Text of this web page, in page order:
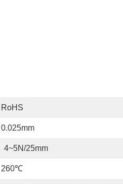
RoHS
0.025mm
4~5N/25mm
260℃